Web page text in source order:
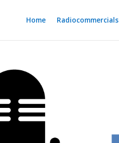
Home Radiocommercials